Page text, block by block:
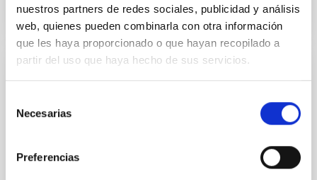
nuestros partners de redes sociales, publicidad y análisis
web, quienes pueden combinarla con otra información
que les haya proporcionado o que hayan recopilado a
partir del uso que haya hecho de sus servicios.
Necesarias
Preferencias
NÚMERO DE CITAS 0
interferograms for calibration
Context. The CarbON [CII] line in post-rEionisation and
ReionisaTiOn epoch (CONCERTO) instrument was a